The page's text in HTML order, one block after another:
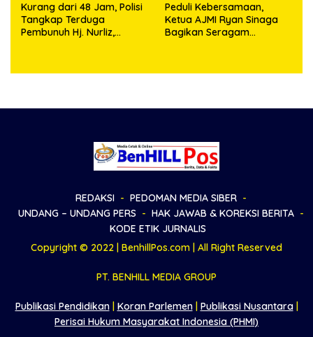
Kurang dari 48 Jam, Polisi
Tangkap Terduga
Pembunuh Hj. Nurliz,
Peduli Kebersamaan,
Ketua AJMI Ryan Sinaga
Bagikan Seragam
REDAKSI
PEDOMAN MEDIA SIBER
UNDANG – UNDANG PERS
HAK JAWAB & KOREKSI BERITA
KODE ETIK JURNALIS
Copyright © 2022 | BenhillPos.com | All Right Reserved
PT. BENHILL MEDIA GROUP
Publikasi Pendidikan| Koran Parlemen| Publikasi Nusantara|
Perisai Hukum Masyarakat Indonesia (PHMI)